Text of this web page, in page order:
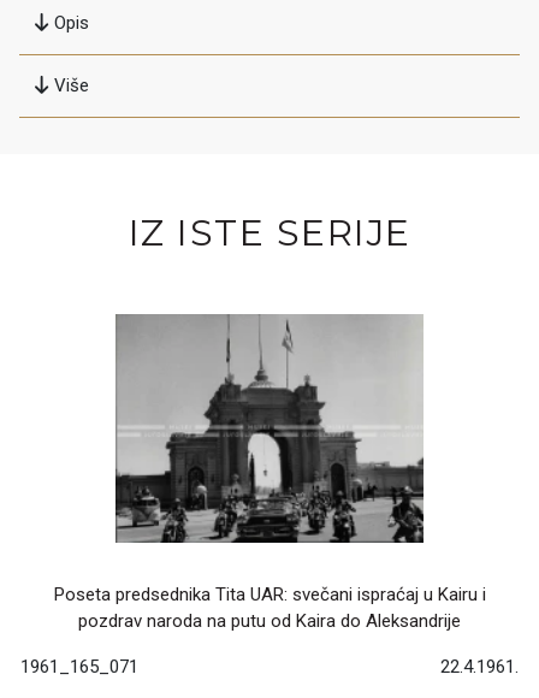
Opis
Više
IZ ISTE SERIJE
Poseta predsednika Tita UAR: svečani ispraćaj u Kairu i
pozdrav naroda na putu od Kaira do Aleksandrije
1961_165_071 22.4.1961.